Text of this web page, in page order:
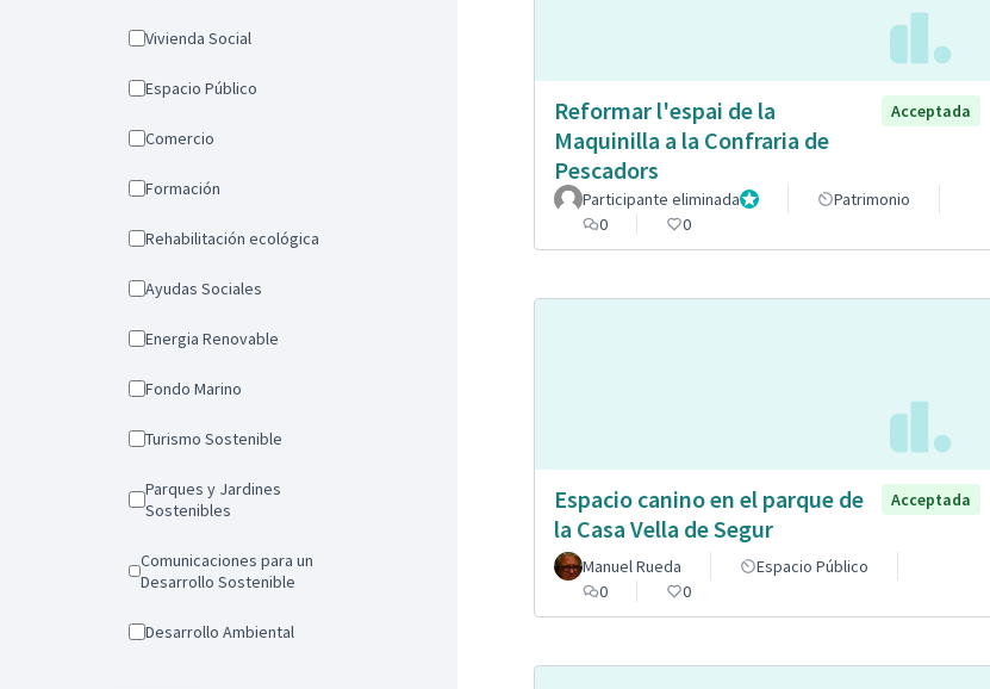
Vivienda Social
Espacio Público
Comercio
Formación
Rehabilitación ecológica
Ayudas Sociales
Energia Renovable
Fondo Marino
Turismo Sostenible
Parques y Jardines
Sostenibles
Comunicaciones para un
Desarrollo Sostenible
Desarrollo Ambiental
Reformar l'espai de la
Maquinilla a la Confraria de
Pescadors
Acceptada
Participante eliminadaAdministradorPatrimonio
0
0
Espacio canino en el parque de
la Casa Vella de Segur
Acceptada
Manuel Rueda
Espacio Público
0
0